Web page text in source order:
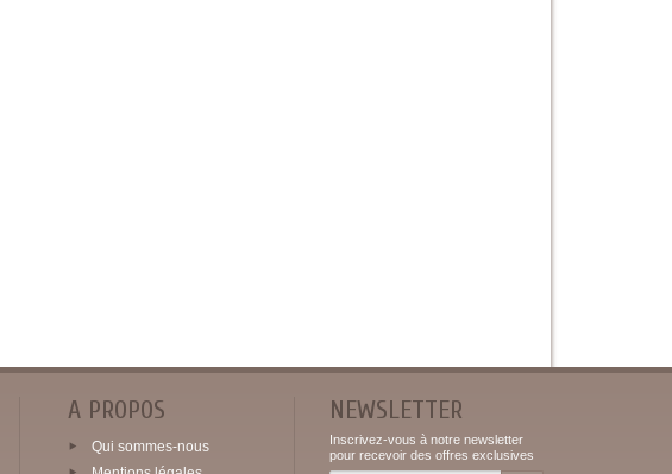
A PROPOS
Qui sommes-nous
NEWSLETTER
Inscrivez-vous à notre newsletter
pour recevoir des offres exclusives